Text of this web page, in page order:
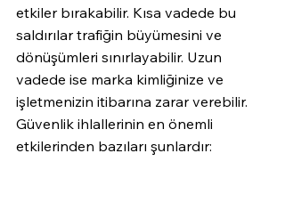
etkiler bırakabilir. Kısa vadede bu
saldırılar trafiğin büyümesini ve
dönüşümleri sınırlayabilir. Uzun
vadede ise marka kimliğinize ve
işletmenizin itibarına zarar verebilir.
Güvenlik ihlallerinin en önemli
etkilerinden bazıları şunlardır: